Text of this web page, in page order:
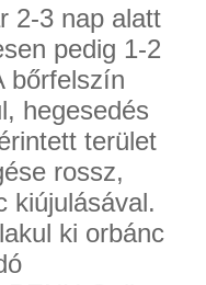
2-3 nap alatt
pedig 1-2
bőrfelszín
hegesedés
terület
rossz,
kiújulásával.
ki orbánc